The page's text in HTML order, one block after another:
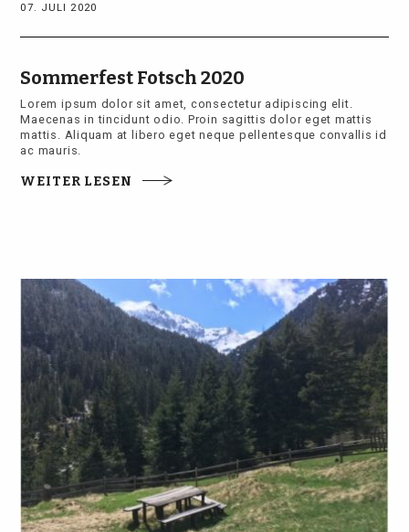
07. JULI 2020
Sommerfest Fotsch 2020
Lorem ipsum dolor sit amet, consectetur adipiscing elit.
Maecenas in tincidunt odio. Proin sagittis dolor eget mattis
mattis. Aliquam at libero eget neque pellentesque convallis id
ac mauris.
WEITER LESEN